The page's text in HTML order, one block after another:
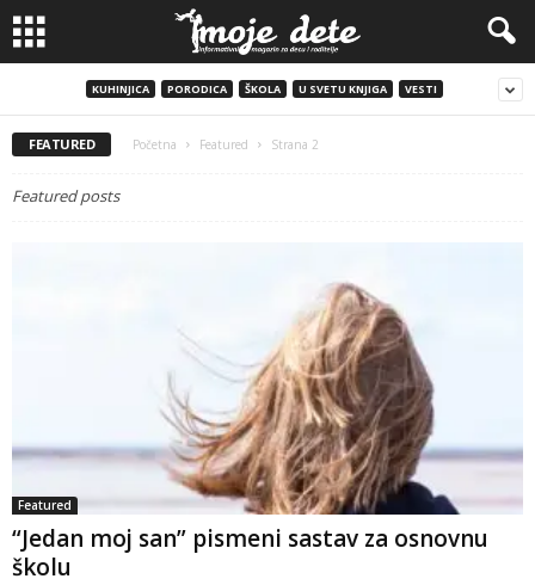
KUHINJICA PORODICA ŠKOLA U SVETU KNJIGA VESTI
FEATURED Početna Featured Strana 2
Featured posts
Featured
“Jedan moj san” pismeni sastav za osnovnu
školu